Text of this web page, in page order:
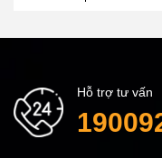
Hỗ trợ tư vấn